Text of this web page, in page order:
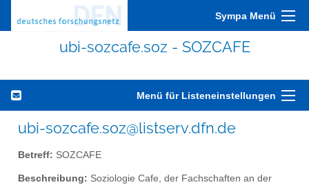
Sympa Menü
ubi-sozcafe.soz - SOZCAFE
Menü für Listeneinstellungen
ubi-sozcafe.soz@listserv.dfn.de
Betreff: SOZCAFE
Beschreibung: Soziologie Cafe, der Fachschaften an der